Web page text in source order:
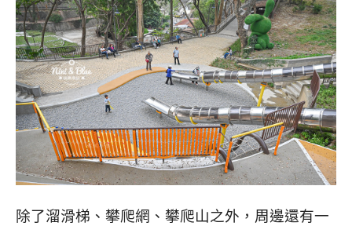
除了溜滑梯、攀爬網、攀爬山之外，周邊還有一